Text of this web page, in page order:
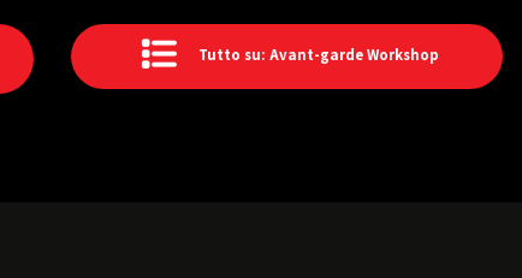
Tutto su: Avant-garde Workshop